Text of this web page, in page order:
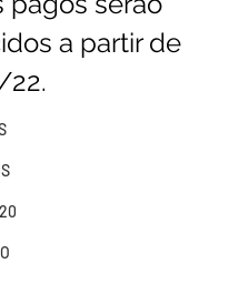
a partir de